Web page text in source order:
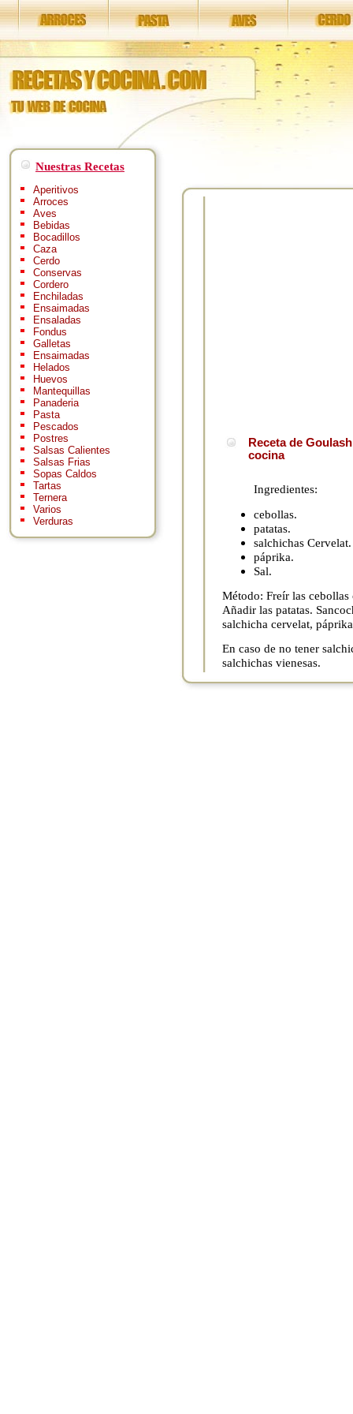
Nuestras Recetas
Aperitivos
Arroces
Aves
Bebidas
Bocadillos
Caza
Cerdo
Conservas
Cordero
Enchiladas
Ensaimadas
Ensaladas
Fondus
Galletas
Ensaimadas
Helados
Huevos
Mantequillas
Panaderia
Pasta
Pescados
Postres
Salsas Calientes
Salsas Frias
Sopas Caldos
Tartas
Ternera
Varios
Verduras
Receta de
cocina
Ingredientes:
cebollas.
patatas.
salchichas Cervelat.
páprika.
Sal.
Método: Freír las
Añadir las patatas.
salchicha cervelat,
En caso de no tener
salchichas vienesas.